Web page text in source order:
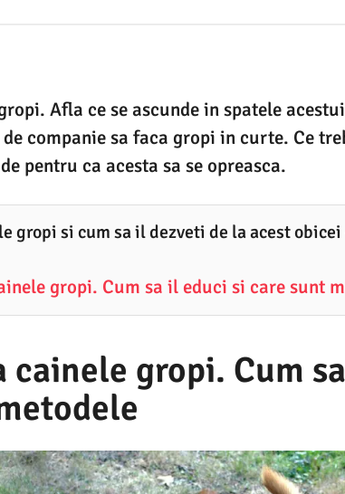
Afla ce se ascunde in spatele
companie sa faca gropi in curte. Ce
pentru ca acesta sa se opreasca.
gropi si cum sa il dezveti de la acest
gropi. Cum sa il educi si care sunt
cainele gropi. Cum